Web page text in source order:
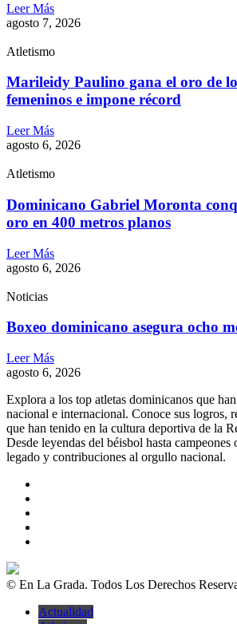
Leer Más
agosto 7, 2026
Atletismo
Marileidy Paulino gana el oro de
femeninos e impone récord
Leer Más
agosto 6, 2026
Atletismo
Dominicano Gabriel Moronta
oro en 400 metros planos
Leer Más
agosto 6, 2026
Noticias
Boxeo dominicano asegura ocho
Leer Más
agosto 6, 2026
Explora a los top atletas dominicanos que
nacional e internacional. Conoce sus logros,
que han tenido en la cultura deportiva de la
Desde leyendas del béisbol hasta campeones
legado y contribuciones al orgullo nacional.
© En La Grada. Todos Los Derechos
Actualidad